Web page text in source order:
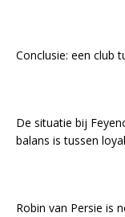
Conclusie: een club
De situatie bij
balans is tussen
Robin van Persie is